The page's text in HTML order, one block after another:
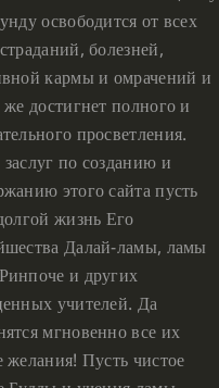
освободится от всех
болезней,
кармы и омрачений и
же достигнет полного и
просветления.
по созданию и
этого сайта пусть
жизнь Его
Далай-ламы, ламы
и других
учителей. Да
мгновенно все их
желания! Пусть чистое